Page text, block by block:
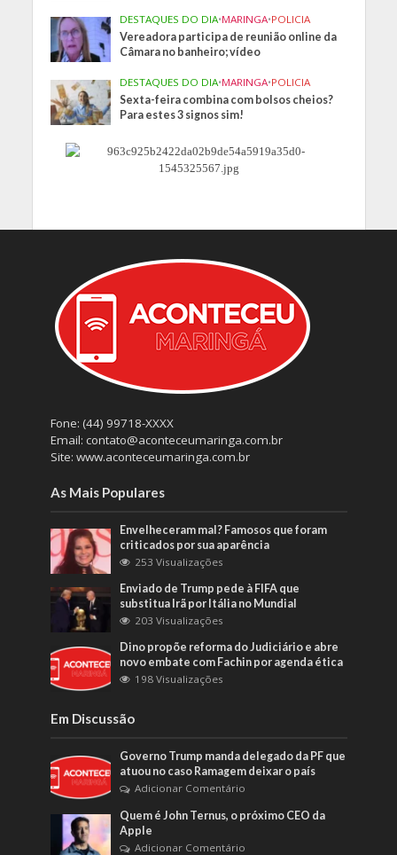
DESTAQUES DO DIA•MARINGA•POLICIA
Vereadora participa de reunião online da
Câmara no banheiro; vídeo
DESTAQUES DO DIA•MARINGA•POLICIA
Sexta-feira combina com bolsos cheios?
Para estes 3 signos sim!
Fone: (44) 99718-XXXX
Email: contato@aconteceumaringa.com.br
Site: www.aconteceumaringa.com.br
As Mais Populares
Envelheceram mal? Famosos que foram
criticados por sua aparência
253 Visualizações
Enviado de Trump pede à FIFA que
substitua Irã por Itália no Mundial
203 Visualizações
Dino propõe reforma do Judiciário e abre
novo embate com Fachin por agenda ética
198 Visualizações
Em Discussão
Governo Trump manda delegado da PF que
atuou no caso Ramagem deixar o país
Adicionar Comentário
Quem é John Ternus, o próximo CEO da
Apple
Adicionar Comentário